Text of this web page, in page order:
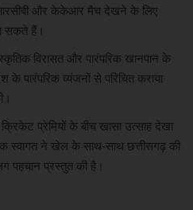
और केकेआर मैच देखने के लिए
सकते हैं।
विरासत और पारंपरिक खानपान के
के पारंपरिक व्यंजनों से परिचित कराया
प्रेमियों के बीच खासा उत्साह देखा
स्वागत ने खेल के साथ-साथ छत्तीसगढ़ की
पहचान प्रस्तुत की है।